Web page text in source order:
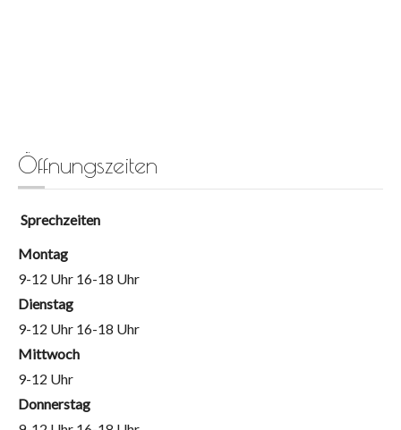
Öffnungszeiten
Sprechzeiten
Montag
9-12 Uhr 16-18 Uhr
Dienstag
9-12 Uhr 16-18 Uhr
Mittwoch
9-12 Uhr
Donnerstag